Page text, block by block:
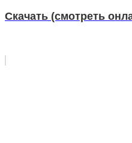
Скачать (смотреть